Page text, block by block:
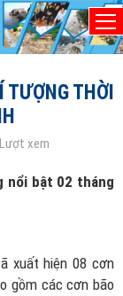
THỜI
Lượt xem
nổi bật 02 tháng
xuất hiện 08 cơn
gồm các cơn bão